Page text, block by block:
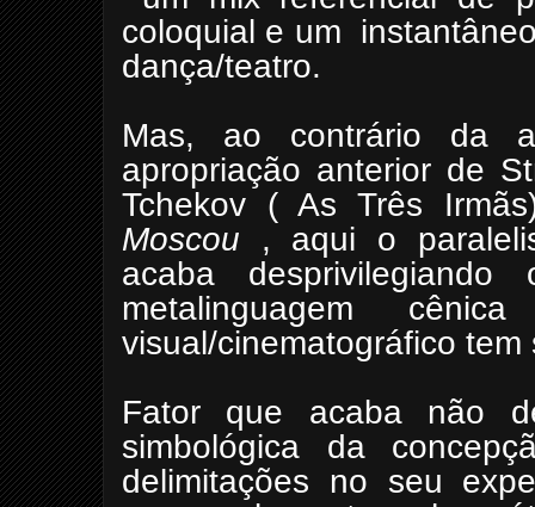
coloquial e um
dança/teatro.
Mas, ao contrário da
apropriação anterior de
Tchekov ( As Três
Moscou , aqui o
acaba
metalinguagem
visual/cinematográfico
Fator que acaba não
simbológica da
delimitações no seu